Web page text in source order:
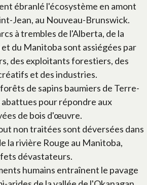
ébranlé l'écosystème en amont
Jean, au Nouveau-Brunswick.
à trembles de l'Alberta, de la
du Manitoba sont assiégées par
des exploitants forestiers, des
et des industries.
de sapins baumiers de Terre-
pour répondre aux
de bois d'œuvre.
non traitées sont déversées dans
la rivière Rouge au Manitoba,
dévastateurs.
humains entraînent le pavage